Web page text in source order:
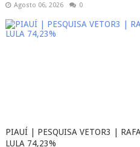
Agosto 06, 2026 0
PIAUÍ | PESQUISA VETOR3 |
LULA 74,23%